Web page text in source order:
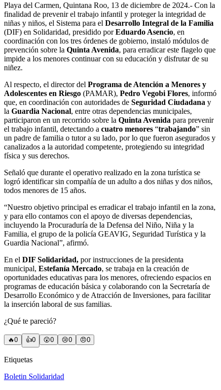
Playa del Carmen, Quintana Roo, 13 de diciembre de 2024.- Con la
finalidad de prevenir el trabajo infantil y proteger la integridad de
niñas y niños, el Sistema para el Desarrollo Integral de la Familia
(DIF) en Solidaridad, presidido porEduardo Asencio, en
coordinación con los tres órdenes de gobierno, instaló módulos de
prevención sobre la Quinta Avenida, para erradicar este flagelo que
impide a los menores continuar con su educación y disfrutar de su
niñez.
Al respecto, el director del Programa de Atención a Menores y
Adolescentes en Riesgo (PAMAR), Pedro Vegobi Flores, informó
que, en coordinación con autoridades de Seguridad Ciudadana y
la Guardia Nacional, entre otras dependencias municipales,
participaron en un recorrido sobre la Quinta Avenida para prevenir
el trabajo infantil, detectando a cuatro menores “trabajando” sin
un padre de familia o tutor a su lado, por lo que fueron asegurados y
canalizados a la autoridad competente, protegiendo su integridad
física y sus derechos.
Señaló que durante el operativo realizado en la zona turística se
logró identificar sin compañía de un adulto a dos niñas y dos niños,
todos menores de 15 años.
“Nuestro objetivo principal es erradicar el trabajo infantil en la zona,
y para ello contamos con el apoyo de diversas dependencias,
incluyendo la Procuraduría de la Defensa del Niño, Niña y la
Familia, el grupo de la policía GEAVIG, Seguridad Turística y la
Guardia Nacional”, afirmó.
En el DIF Solidaridad, por instrucciones de la presidenta
municipal, Estefanía Mercado, se trabaja en la creación de
oportunidades educativas para los menores, ofreciendo espacios en
programas de educación básica y colaborando con la Secretaría de
Desarrollo Económico y de Atracción de Inversiones, para facilitar
la inserción laboral de sus familias.
¿Qué te pareció?
🔥0 👍0 😲0 😢0 😠0
Etiquetas
Boletin Solidaridad